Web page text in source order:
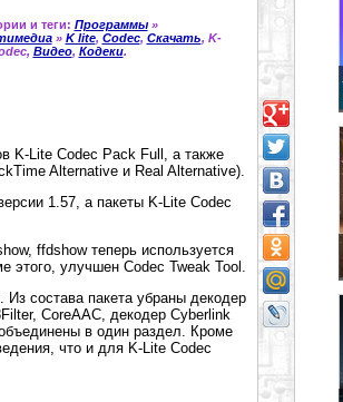
и теги: Программы»
» K lite, Codec, Скачать, K-
Видео, Кодеки.
K-Lite Codec Pack Full, а также
Alternative и Real Alternative).
1.57, а пакеты K-Lite Codec
ffdshow теперь используется
этого, улучшен Codec Tweak Tool.
состава пакета убраны декодер
CoreAAC, декодер Cyberlink
в один раздел. Кроме
что и для K-Lite Codec